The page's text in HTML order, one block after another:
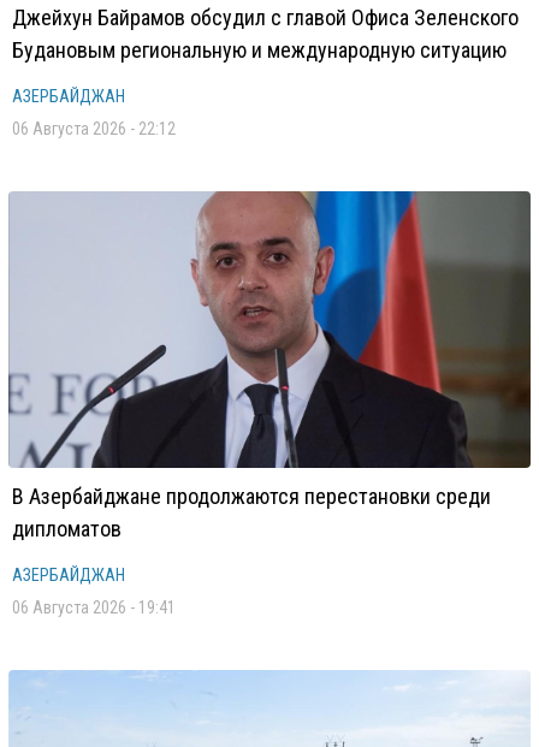
Джейхун Байрамов обсудил с главой Офиса Зеленского
Будановым региональную и международную ситуацию
АЗЕРБАЙДЖАН
06 Августа 2026 - 22:12
В Азербайджане продолжаются перестановки среди
дипломатов
АЗЕРБАЙДЖАН
06 Августа 2026 - 19:41